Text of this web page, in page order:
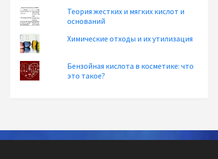
Теория жестких и мягких кислот и
оснований
Химические отходы и их утилизация
Бензойная кислота в косметике: что
это такое?